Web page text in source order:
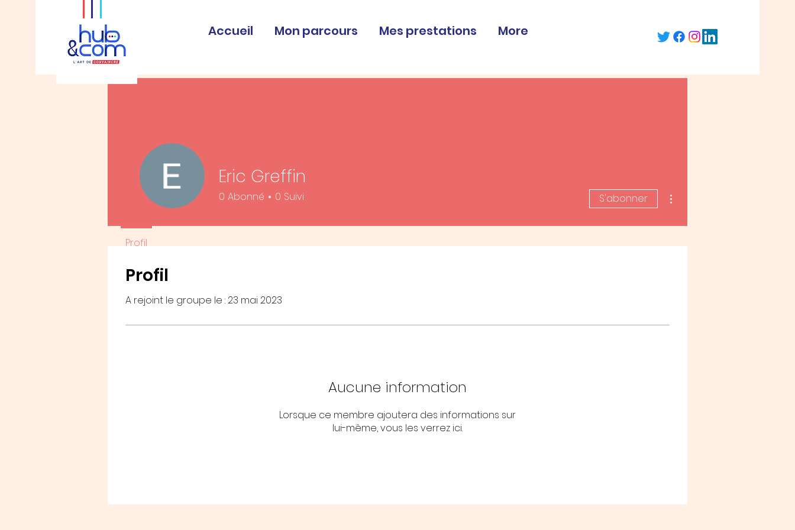
Accueil Mon parcours Mes prestations More
Profil
A rejoint le groupe le : 23 mai 2023
Aucune information
Lorsque ce membre ajoutera des informations sur
lui-même, vous les verrez ici.
Eric Greffin
0 Abonné 0 Suivi S'abonner
Profil